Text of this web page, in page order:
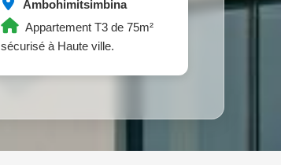
Ambohimitsimbina
Appartement T3 de 75m²
sécurisé à Haute ville.